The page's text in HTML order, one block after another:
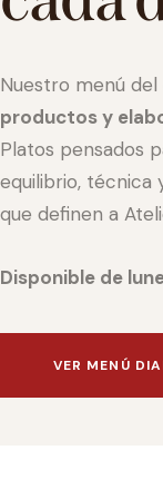
Nuestro menú
productos y
Platos pensados
equilibrio, técnica
que definen a
Disponible de
VER MENÚ